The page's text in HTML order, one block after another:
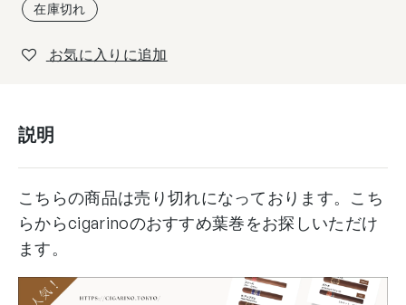
在庫切れ
お気に入りに追加
説明
こちらの商品は売り切れになっております。こち
らからcigarinoのおすすめ葉巻をお探しいただけ
ます。